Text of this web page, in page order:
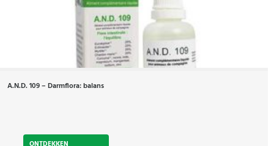
A.N.D. 109 – Darmflora: balans